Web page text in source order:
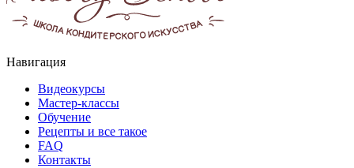
Навигация
Видеокурсы
Мастер-классы
Обучение
Рецепты и все такое
FAQ
Контакты